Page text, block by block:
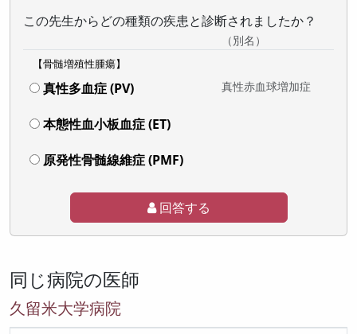
この先生からどの種類の疾患と診断されましたか？
（別名）
【骨髄増殖性腫瘍】
真性多血症 (PV) 真性赤血球増加症
本態性血小板血症 (ET)
原発性骨髄線維症 (PMF)
回答する
同じ病院の医師
久留米大学病院